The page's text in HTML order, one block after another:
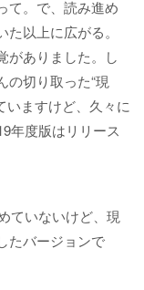
て。で、読み進め
以上に広がる。
がありました。し
の切り取った“現
ますけど、久々に
年度版はリリース
ていないけど、現
たバージョンで